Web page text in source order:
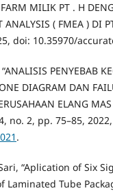
MILIK PT . H
ANALYSIS ( FMEA ) DI
doi: 10.35970/
PENYEBAB
DIAGRAM DAN
ELANG
no. 2, pp. 75–85,
.
“Aplication of Six
Tube